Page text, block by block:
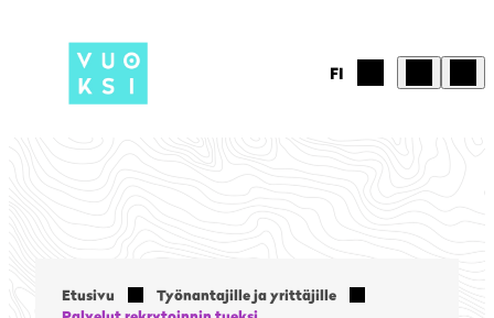
FI
Etusivu
Työnantajille ja yrittäjille